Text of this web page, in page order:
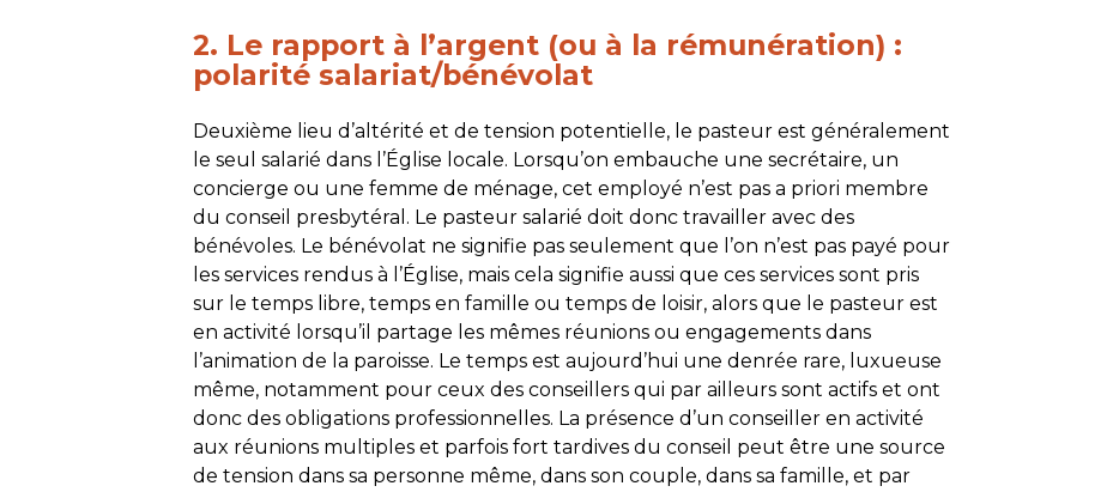
2. Le rapport à l’argent (ou à la rémunération) :
polarité salariat/bénévolat
Deuxième lieu d’altérité et de tension potentielle, le pasteur est généralement
le seul salarié dans l’Église locale. Lorsqu’on embauche une secrétaire, un
concierge ou une femme de ménage, cet employé n’est pasa priori membre
du conseil presbytéral. Le pasteur salarié doit donc travailler avec des
bénévoles. Le bénévolat ne signifie pas seulement que l’on n’est pas payé pour
les services rendus à l’Église, mais cela signifie aussi que ces services sont pris
sur le temps libre, temps en famille ou temps de loisir, alors que le pasteur est
en activité lorsqu’il partage les mêmes réunions ou engagements dans
l’animation de la paroisse. Le temps est aujourd’hui une denrée rare, luxueuse
même, notamment pour ceux des conseillers qui par ailleurs sont actifs et ont
donc des obligations professionnelles. La présence d’un conseiller en activité
aux réunions multiples et parfois fort tardives du conseil peut être une source
de tension dans sa personne même, dans son couple, dans sa famille, et par